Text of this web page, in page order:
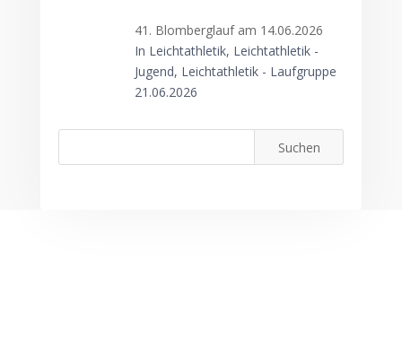
41. Blomberglauf am 14.06.2026
In Leichtathletik, Leichtathletik -
Jugend, Leichtathletik - Laufgruppe
21.06.2026